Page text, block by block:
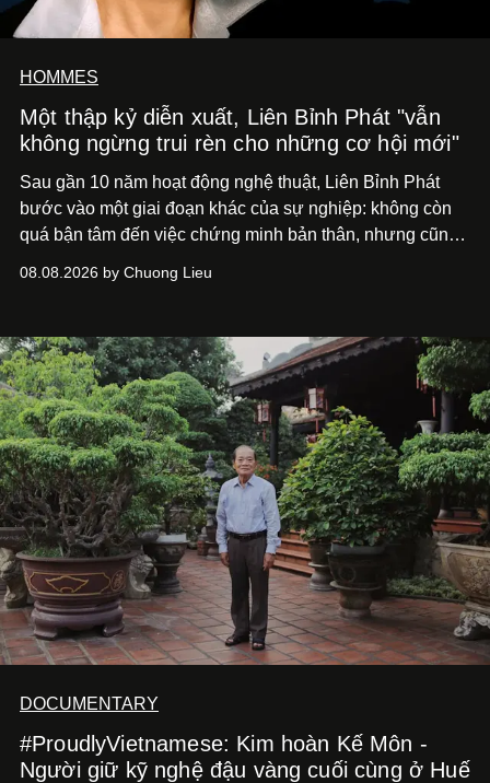
HOMMES
Một thập kỷ diễn xuất, Liên Bỉnh Phát "vẫn
không ngừng trui rèn cho những cơ hội mới"
Sau gần 10 năm hoạt động nghệ thuật, Liên Bỉnh Phát
bước vào một giai đoạn khác của sự nghiệp: không còn
quá bận tâm đến việc chứng minh bản thân, nhưng cũng
phim điện ảnh trong nửa đầu 2026 đến hành trình trở lại
bằng một tâm thế điềm tĩnh hơn. Anh tiếp tục học hỏi, trau
dồi và chờ đợi những vai diễn đủ sức đưa mình đến
những vùng đất mới. Ở tuổi ngoài 30, điều anh theo đuổi
không phải những đích đến quá lớn, mà là khả năng luôn
tiến về phía trước.
08.08.2026 by Chuong Lieu
DOCUMENTARY
#ProudlyVietnamese: Kim hoàn Kế Môn -
Người giữ kỹ nghệ đậu vàng cuối cùng ở Huế